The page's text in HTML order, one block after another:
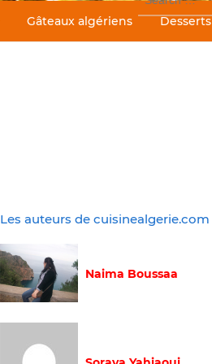
Gâteaux algériens Desserts
Les auteurs de cuisinealgerie.com
Naima Boussaa